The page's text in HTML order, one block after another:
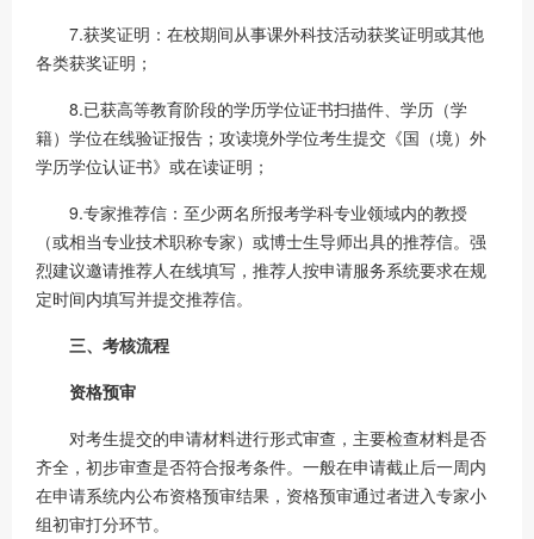
7.获奖证明：在校期间从事课外科技活动获奖证明或其他
各类获奖证明；
8.已获高等教育阶段的学历学位证书扫描件、学历（学
籍）学位在线验证报告；攻读境外学位考生提交《国（境）外
学历学位认证书》或在读证明；
9.专家推荐信：至少两名所报考学科专业领域内的教授
（或相当专业技术职称专家）或博士生导师出具的推荐信。强
烈建议邀请推荐人在线填写，推荐人按申请服务系统要求在规
定时间内填写并提交推荐信。
三、考核流程
资格预审
对考生提交的申请材料进行形式审查，主要检查材料是否
齐全，初步审查是否符合报考条件。一般在申请截止后一周内
在申请系统内公布资格预审结果，资格预审通过者进入专家小
组初审打分环节。